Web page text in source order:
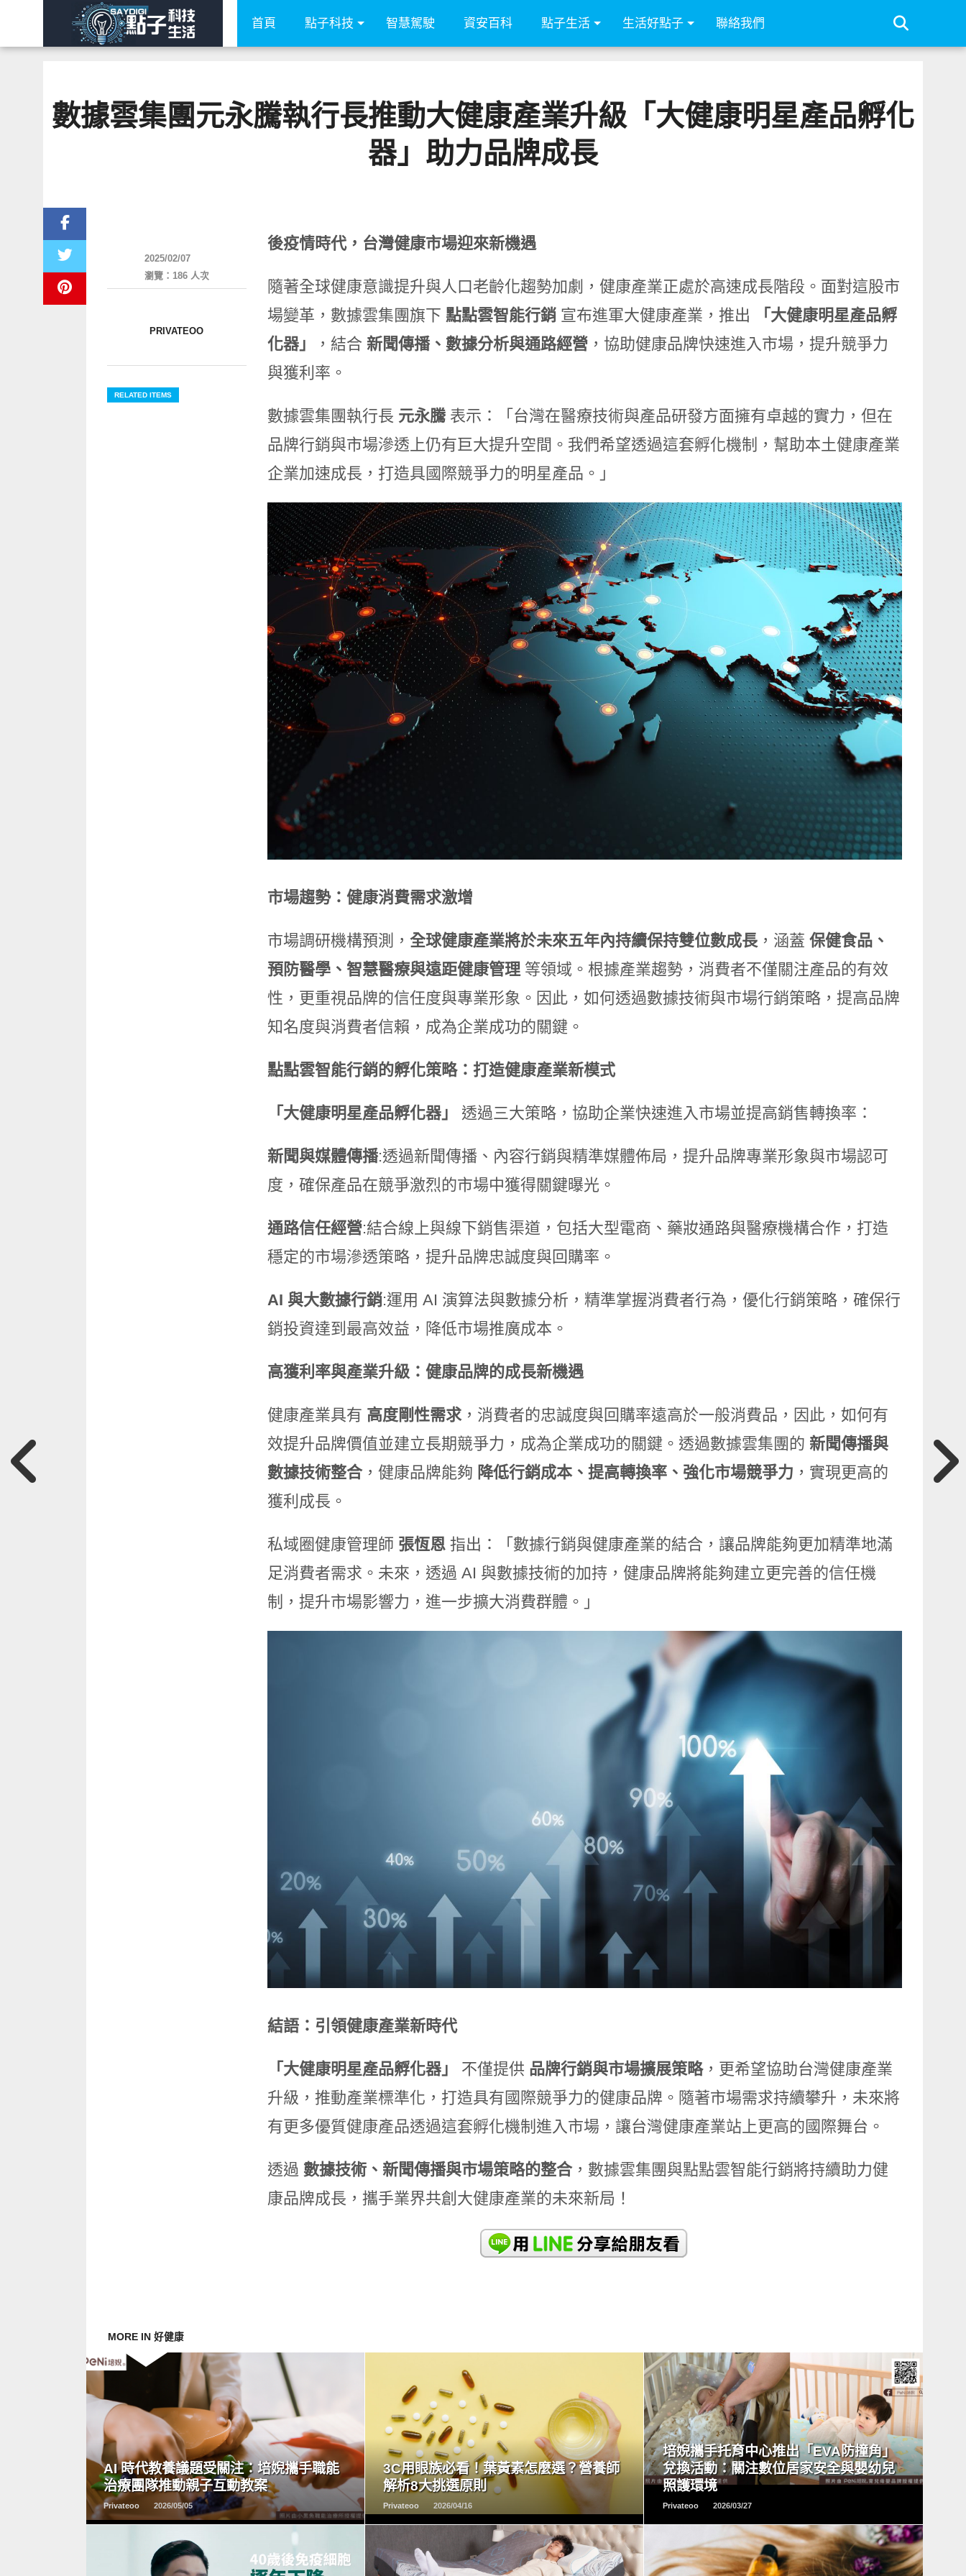
首頁 點子科技 智慧駕駛 資安百科 點子生活 生活好點子 聯絡我們
數據雲集團元永騰執行長推動大健康產業升級「大健康明星產品孵化
器」助力品牌成長
後疫情時代，台灣健康市場迎來新機遇
隨著全球健康意識提升與人口老齡化趨勢加劇，健康產業正處於高速成長階段。面對這股市
場變革，數據雲集團旗下 點點雲智能行銷宣布進軍大健康產業，推出
「大健康明星產品孵
化器」
，結合 新聞傳播、數據分析與通路經營，協助健康品牌快速進入市場，提升競爭力
與獲利率。
數據雲集團執行長 元永騰表示：「台灣在醫療技術與產品研發方面擁有卓越的實力，但在
品牌行銷與市場滲透上仍有巨大提升空間。我們希望透過這套孵化機制，幫助本土健康產業
企業加速成長，打造具國際競爭力的明星產品。」
市場趨勢：健康消費需求激增
市場調研機構預測， 全球健康產業將於未來五年內持續保持雙位數成長，涵蓋 保健食品、
預防醫學、智慧醫療與遠距健康管理等領域。根據產業趨勢，消費者不僅關注產品的有效
性，更重視品牌的信任度與專業形象。因此，如何透過數據技術與市場行銷策略，提高品牌
知名度與消費者信賴，成為企業成功的關鍵。
點點雲智能行銷的孵化策略：打造健康產業新模式
「大健康明星產品孵化器」 透過三大策略，協助企業快速進入市場並提高銷售轉換率：
新聞與媒體傳播:透過新聞傳播、內容行銷與精準媒體佈局，提升品牌專業形象與市場認可
度，確保產品在競爭激烈的市場中獲得關鍵曝光。
通路信任經營:結合線上與線下銷售渠道，包括大型電商、藥妝通路與醫療機構合作，打造
穩定的市場滲透策略，提升品牌忠誠度與回購率。
AI 與大數據行銷:運用 AI 演算法與數據分析，精準掌握消費者行為，優化行銷策略，確保行
銷投資達到最高效益，降低市場推廣成本。
高獲利率與產業升級：健康品牌的成長新機遇
健康產業具有 高度剛性需求，消費者的忠誠度與回購率遠高於一般消費品，因此，如何有
效提升品牌價值並建立長期競爭力，成為企業成功的關鍵。透過數據雲集團的 新聞傳播與
數據技術整合，健康品牌能夠 降低行銷成本、提高轉換率、強化市場競爭力 ，實現更高的
獲利成長。
私域圈健康管理師 張恆恩 指出：「數據行銷與健康產業的結合，讓品牌能夠更加精準地滿
足消費者需求。未來，透過 AI 與數據技術的加持，健康品牌將能夠建立更完善的信任機
制，提升市場影響力，進一步擴大消費群體。」
結語：引領健康產業新時代
「大健康明星產品孵化器」 不僅提供 品牌行銷與市場擴展策略，更希望協助台灣健康產業
升級，推動產業標準化，打造具有國際競爭力的健康品牌。隨著市場需求持續攀升，未來將
有更多優質健康產品透過這套孵化機制進入市場，讓台灣健康產業站上更高的國際舞台。
透過 數據技術、新聞傳播與市場策略的整合，數據雲集團與點點雲智能行銷將持續助力健
康品牌成長，攜手業界共創大健康產業的未來新局！
2025/02/07
瀏覽：186 人次
PRIVATEOO
RELATED ITEMS
MORE IN 好健康
AI 時代教養議題受關注：培婗攜手職能
治療團隊推動親子互動教案
Privateoo 2026/05/05
READ
MORE
3C用眼族必看！葉黃素怎麼選？營養師
解析8大挑選原則
Privateoo 2026/04/16
READ
MORE
培婗攜手托育中心推出「EVA防撞角」
兌換活動：關注數位居家安全與嬰幼兒
照護環境
Privateoo 2026/03/27
READ
MORE